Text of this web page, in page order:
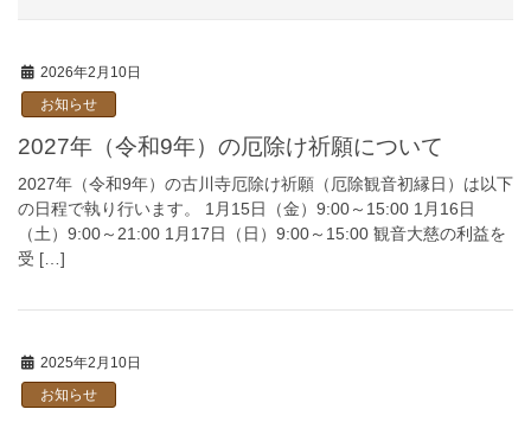
2026年2月10日
お知らせ
2027年（令和9年）の厄除け祈願について
2027年（令和9年）の古川寺厄除け祈願（厄除観音初縁日）は以下
の日程で執り行います。 1月15日（金）9:00～15:00 1月16日
（土）9:00～21:00 1月17日（日）9:00～15:00 観音大慈の利益を
受 […]
2025年2月10日
お知らせ